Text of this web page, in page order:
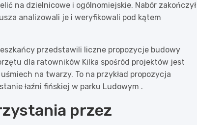
na dzielnicowe i ogólnomiejskie. Nabór zakończył
analizowali je i weryfikowali pod kątem
przedstawili liczne propozycje budowy
dla ratowników Kilka spośród projektów jest
na twarzy. To na przykład propozycja
łaźni fińskiej w parku Ludowym .
przez